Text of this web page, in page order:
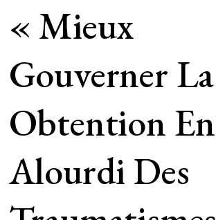
« Mieux
Gouverner La
Obtention En
Alourdi Des